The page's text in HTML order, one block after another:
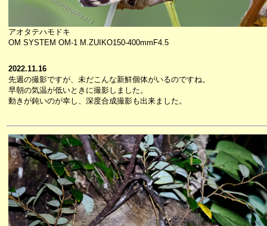
アオタテハモドキ
OM SYSTEM OM-1 M.ZUIKO150-400mmF4.5
2022.11.16
先週の撮影ですが、未だこんな新鮮個体がいるのですね。
早朝の気温が低いときに撮影しました。
動きが鈍いのが幸し、深度合成撮影も出来ました。